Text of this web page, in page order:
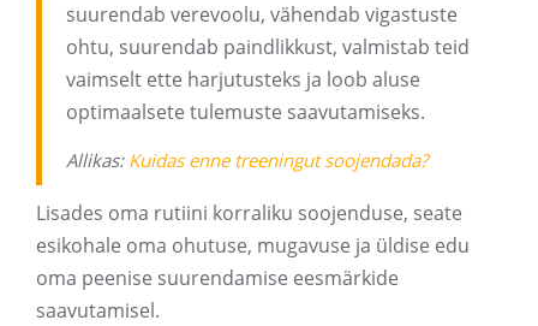
suurendab verevoolu, vähendab vigastuste
ohtu, suurendab paindlikkust, valmistab teid
vaimselt ette harjutusteks ja loob aluse
optimaalsete tulemuste saavutamiseks.
Allikas: Kuidas enne treeningut soojendada?
Lisades oma rutiini korraliku soojenduse, seate
esikohale oma ohutuse, mugavuse ja üldise edu
oma peenise suurendamise eesmärkide
saavutamisel.